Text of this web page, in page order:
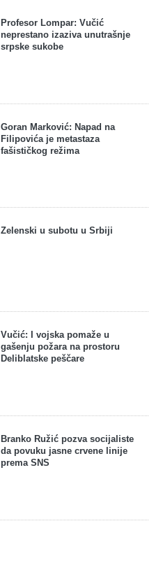
Profesor Lompar: Vučić
neprestano izaziva unutrašnje
srpske sukobe
Goran Marković: Napad na
Filipovića je metastaza
fašističkog režima
Zelenski u subotu u Srbiji
Vučić: I vojska pomaže u
gašenju požara na prostoru
Deliblatske peščare
Branko Ružić pozva socijaliste
da povuku jasne crvene linije
prema SNS